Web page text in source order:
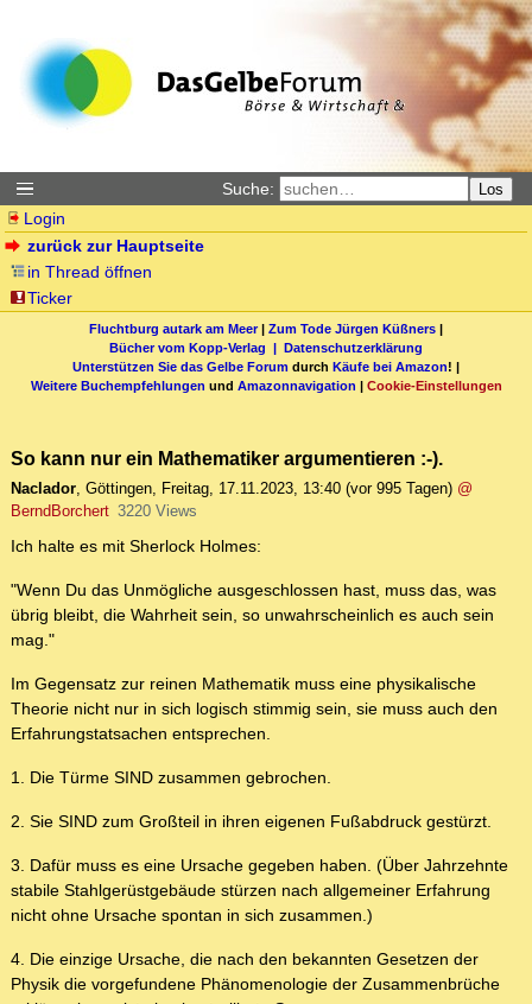
Suche: Los
Login
zurück zur Hauptseite
in Thread öffnen
Ticker
Fluchtburg autark am Meer| Zum Tode Jürgen Küßners |
Bücher vom Kopp-Verlag | Datenschutzerklärung
Unterstützen Sie das Gelbe Forum durch Käufe bei Amazon! |
Weitere Buchempfehlungen und Amazonnavigation | Cookie-Einstellungen
So kann nur ein Mathematiker argumentieren :-).
Naclador, Göttingen, Freitag, 17.11.2023, 13:40 (vor 995 Tagen) @
BerndBorchert 3220 Views
Ich halte es mit Sherlock Holmes:
"Wenn Du das Unmögliche ausgeschlossen hast, muss das, was
übrig bleibt, die Wahrheit sein, so unwahrscheinlich es auch sein
mag."
Im Gegensatz zur reinen Mathematik muss eine physikalische
Theorie nicht nur in sich logisch stimmig sein, sie muss auch den
Erfahrungstatsachen entsprechen.
1. Die Türme SIND zusammen gebrochen.
2. Sie SIND zum Großteil in ihren eigenen Fußabdruck gestürzt.
3. Dafür muss es eine Ursache gegeben haben. (Über Jahrzehnte
stabile Stahlgerüstgebäude stürzen nach allgemeiner Erfahrung
nicht ohne Ursache spontan in sich zusammen.)
4. Die einzige Ursache, die nach den bekannten Gesetzen der
Physik die vorgefundene Phänomenologie der Zusammenbrüche